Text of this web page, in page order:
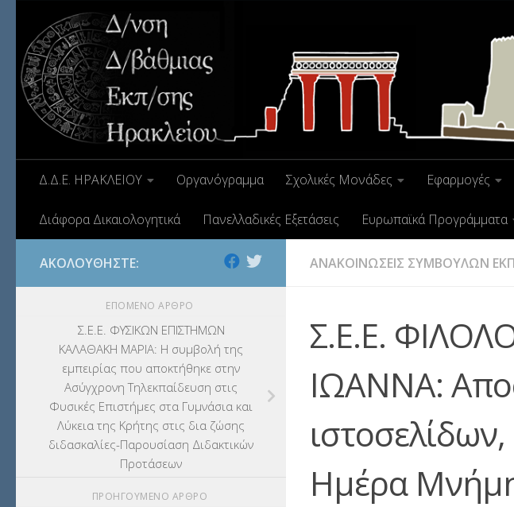
Δ.Δ.Ε. ΗΡΑΚΛΕΙΟΥ Οργανόγραμμα Σχολικές Μονάδες Εφαρμογές
Διάφορα Δικαιολογητικά Πανελλαδικές Εξετάσεις Ευρωπαϊκά Προγράμματα
ΑΝΑΚΟΙΝΩΣΕΙΣ ΣΥΜΒΟΥΛΩΝ
Σ.Ε.Ε.
ΙΩΑΝΝΑ:
Ημέρα
ΑΚΟΛΟΥΘΉΣΤΕ:
ΕΠΌΜΕΝΟ ΆΡΘΡΟ
Σ.Ε.Ε. ΦΥΣΙΚΩΝ ΕΠΙΣΤΗΜΩΝ
ΚΑΛΑΘΑΚΗ ΜΑΡΙΑ: Η συμβολή της
εμπειρίας που αποκτήθηκε στην
Ασύγχρονη Τηλεκπαίδευση στις
Φυσικές Επιστήμες στα Γυμνάσια και
Λύκεια της Κρήτης στις δια ζώσης
διδασκαλίες-Παρουσίαση Διδακτικών
Προτάσεων
ΠΡΟΗΓΟΎΜΕΝΟ ΆΡΘΡΟ